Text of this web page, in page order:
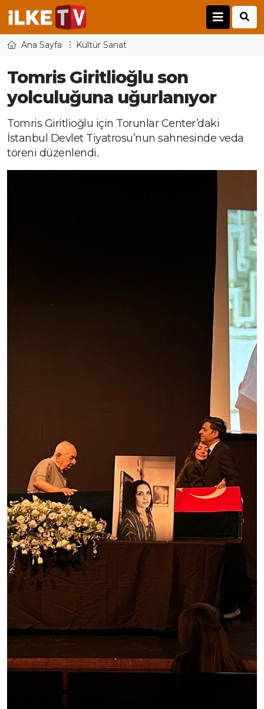
Ana Sayfa Kültür Sanat
Tomris Giritlioğlu son
yolculuğuna uğurlanıyor
Tomris Giritlioğlu için Torunlar Center’daki
İstanbul Devlet Tiyatrosu’nun sahnesinde veda
töreni düzenlendi..